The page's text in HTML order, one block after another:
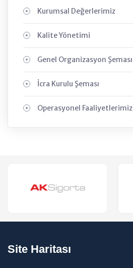
Kurumsal Değerlerimiz
Kalite Yönetimi
Genel Organizasyon Şeması
İcra Kurulu Şeması
Operasyonel Faaliyetlerimiz
Site Haritası